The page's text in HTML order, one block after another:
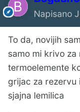
Napisano
To da, novijih
samo mi krivo za
termoelemente
grijac za rezervu
sjajna lemilica